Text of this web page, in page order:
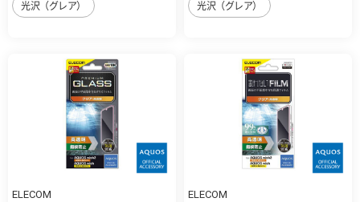
光沢（グレア） 光沢（グレア）
ELECOM
ELECOM